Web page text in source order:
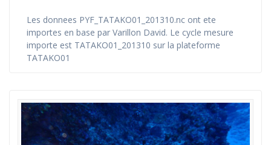
Les donnees PYF_TATAKO01_201310.nc ont ete
importes en base par Varillon David. Le cycle mesure
importe est TATAKO01_201310 sur la plateforme
TATAKO01